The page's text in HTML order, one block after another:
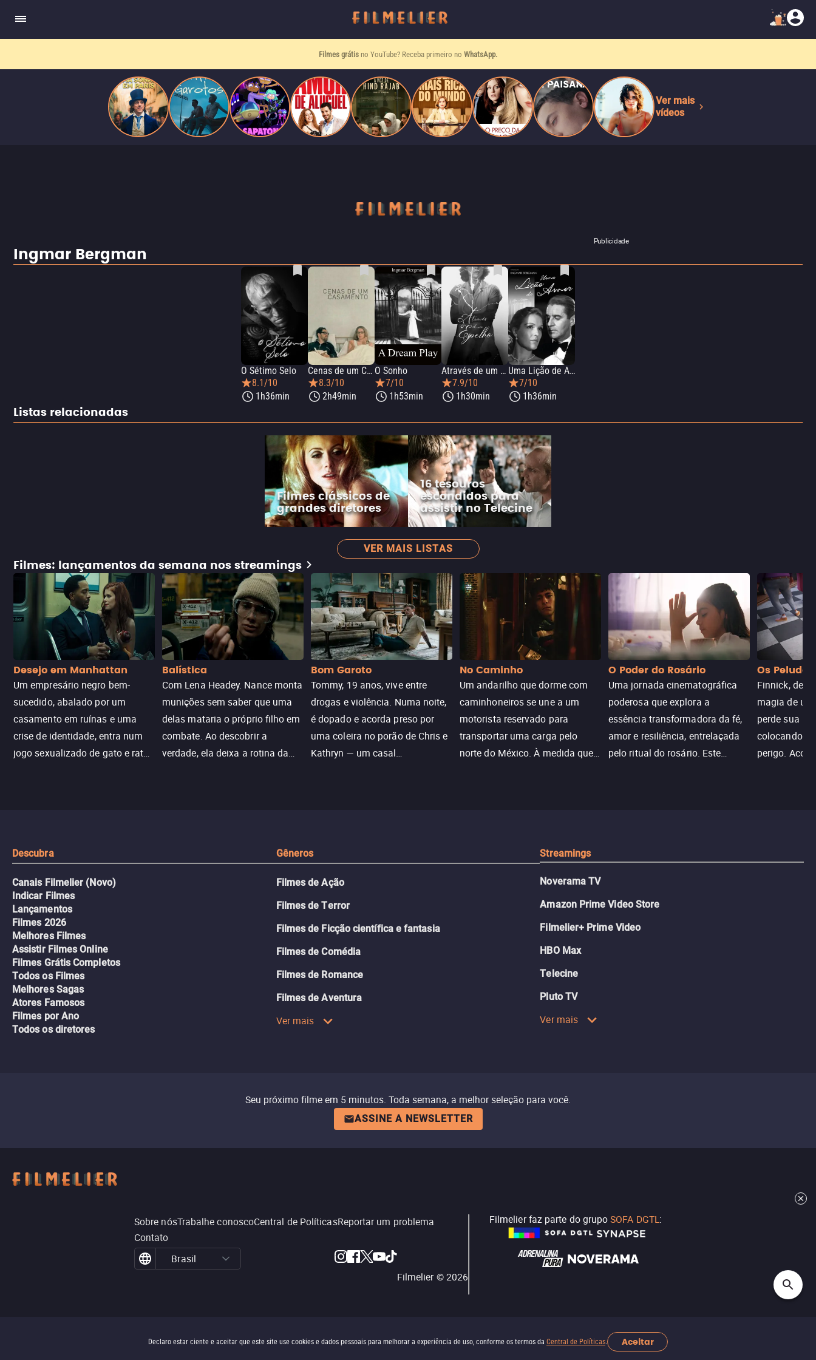
Ver mais
vídeos
Declaro estar ciente e aceitar que este site use cookies e dados pessoais para melhorar a experiência de uso, conforme os termos da Central de Políticas. Aceitar
Filmes grátis no YouTube? Receba primeiro no WhatsApp.
Publicidade
Ingmar Bergman
O Sétimo Selo
8.1/10
1h36min
Cenas de um Casamento Sueco
8.3/10
2h49min
O Sonho
7/10
1h53min
Através de um Espelho
7.9/10
1h30min
Uma Lição de Amor
7/10
1h36min
Listas relacionadas
Filmes clássicos de
grandes diretores
16 tesouros
escondidos para
assistir no Telecine
VER MAIS LISTAS
Filmes: lançamentos da semana nos streamings
Desejo em Manhattan
Um empresário negro bem-
sucedido, abalado por um
casamento em ruínas e uma
crise de identidade, entra num
jogo sexualizado de gato e rato
Balística
Com Lena Headey. Nance monta
munições sem saber que uma
delas mataria o próprio filho em
combate. Ao descobrir a
verdade, ela deixa a rotina da
Bom Garoto
Tommy, 19 anos, vive entre
drogas e violência. Numa noite,
é dopado e acorda preso por
uma coleira no porão de Chris e
Kathryn — um casal
No Caminho
Um andarilho que dorme com
caminhoneiros se une a um
motorista reservado para
transportar uma carga pelo
norte do México. À medida que
O Poder do Rosário
Uma jornada cinematográfica
poderosa que explora a
essência transformadora da fé,
amor e resiliência, entrelaçada
pelo ritual do rosário. Este
Os Peludos
Finnick,
magia de
perde sua
colocando
perigo.
Paris
meio a círculos aristocráticos e reais.
Descubra
Canais Filmelier (Novo)
Indicar Filmes
Lançamentos
Filmes 2026
Melhores Filmes
Assistir Filmes Online
Filmes Grátis Completos
Todos os Filmes
Melhores Sagas
Atores Famosos
Filmes por Ano
Todos os diretores
Gêneros
Filmes de Ação
Filmes de Terror
Filmes de Ficção científica e fantasia
Filmes de Comédia
Filmes de Romance
Filmes de Aventura
Ver mais
Streamings
Noverama TV
Amazon Prime Video Store
Filmelier+ Prime Video
HBO Max
Telecine
Pluto TV
Ver mais
Seu próximo filme em 5 minutos. Toda semana, a melhor seleção para você.
ASSINE A NEWSLETTER
Sobre nósTrabalhe conoscoCentral de PolíticasReportar um problema
Contato
Brasil
Filmelier ©2026
Filmelier faz parte do grupoSOFA DGTL: